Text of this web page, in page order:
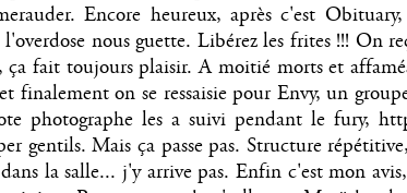
Encore heureux, après c'est
nous guette. Libérez les frites !!! On
ça fait toujours plaisir. A moitié morts et
finalement on se ressaisie pour Envy, un
photographe les a suivi pendant le fury,
gentils. Mais ça passe pas. Structure
la salle... j'y arrive pas. Enfin c'est mon